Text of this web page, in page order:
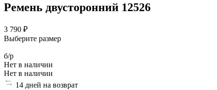
Ремень двусторонний 12526
3 790 ₽
Выберите размер
б/р
Нет в наличии
Нет в наличии
14 дней на возврат